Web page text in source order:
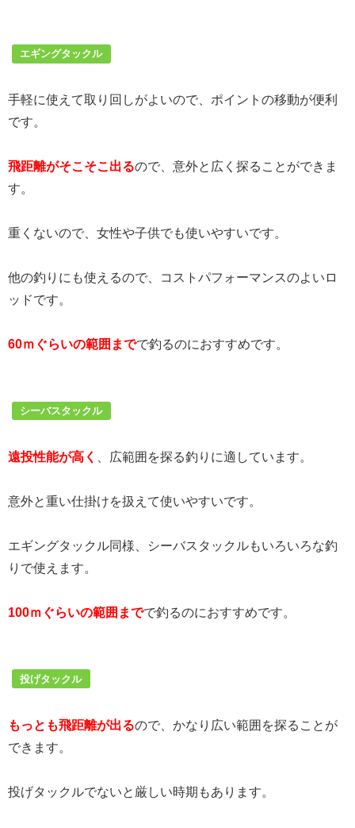
エギングタックル
手軽に使えて取り回しがよいので、ポイントの移動が便利
です。
飛距離がそこそこ出るので、意外と広く探ることができま
す。
重くないので、女性や子供でも使いやすいです。
他の釣りにも使えるので、コストパフォーマンスのよいロ
ッドです。
60ｍぐらいの範囲までで釣るのにおすすめです。
シーバスタックル
遠投性能が高く 、広範囲を探る釣りに適しています。
意外と重い仕掛けを扱えて使いやすいです。
エギングタックル同様、シーバスタックルもいろいろな釣
りで使えます。
100ｍぐらいの範囲までで釣るのにおすすめです。
投げタックル
もっとも飛距離が出るので、かなり広い範囲を探ることが
できます。
投げタックルでないと厳しい時期もあります。